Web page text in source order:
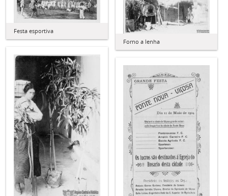
Festa esportiva
Forno a lenha